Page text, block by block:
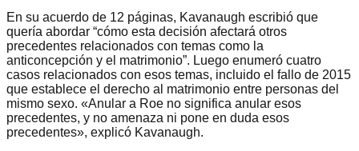
En su acuerdo de 12 páginas, Kavanaugh escribió que
quería abordar “cómo esta decisión afectará otros
precedentes relacionados con temas como la
anticoncepción y el matrimonio”. Luego enumeró cuatro
casos relacionados con esos temas, incluido el fallo de 2015
que establece el derecho al matrimonio entre personas del
mismo sexo. «Anular a Roe no significa anular esos
precedentes, y no amenaza ni pone en duda esos
precedentes», explicó Kavanaugh.